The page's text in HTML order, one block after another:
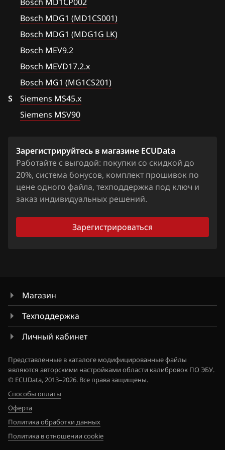
Ford
Forthing
Foton
GAC
Geely
Genesis
Great Wall
Groz
Haima
Howo
Hummer
Hyundai
Infiniti
Iran Khodro
Iveco
JAC
Bosch MG1 (MG1CS201)
Siemens MS42
Siemens MS43
Siemens MS45.x
Siemens MSD80.x (81.x, 83.x)
Siemens MSD85.x
Siemens MSV7x
Siemens MSV8x
Siemens MSV90
E90 3.0i 272hp
E90 328xi
E91(E92) 2.8i
E92 2.5i 218hp
E92 3.0i 272hp
E93 2.5i 218hp
Bosch MDG1 (MD1CS001)
Bosch MDG1 (MDG1G LK)
Bosch MEV9.2
Bosch MEVD17.2.x
Bosch MG1 (MG1CS201)
S
Siemens MS45.x
Siemens MSV90
Зарегистрируйтесь в магазине ECUData
Работайте с выгодой: покупки со скидкой до
20%, система бонусов, комплект прошивок по
цене одного файла, техподдержка под ключ и
заказ индивидуальных решений.
Зарегистрироваться
Магазин
Техподдержка
Личный кабинет
Представленные в каталоге модифицированные файлы
являются авторскими настройками области калибровок ПО ЭБУ.
© ECUData, 2013–2026. Все права защищены.
Способы оплаты
Оферта
Политика обработки данных
Политика в отношении cookie